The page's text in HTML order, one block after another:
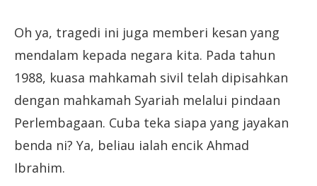
Oh ya, tragedi ini juga memberi kesan yang
mendalam kepada negara kita. Pada tahun
1988, kuasa mahkamah sivil telah dipisahkan
dengan mahkamah Syariah melalui pindaan
Perlembagaan. Cuba teka siapa yang jayakan
benda ni? Ya, beliau ialah encik Ahmad
Ibrahim.